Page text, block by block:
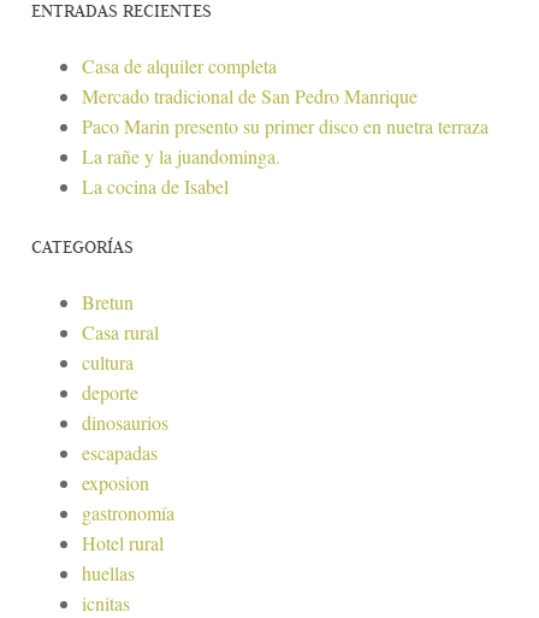
ENTRADAS RECIENTES
Casa de alquiler completa
Mercado tradicional de San Pedro Manrique
Paco Marin presento su primer disco en nuetra terraza
La rañe y la juandominga.
La cocina de Isabel
CATEGORÍAS
Bretun
Casa rural
cultura
deporte
dinosaurios
escapadas
exposion
gastronomía
Hotel rural
huellas
icnitas